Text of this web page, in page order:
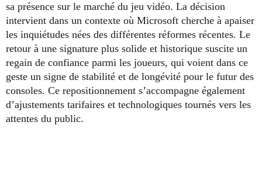
sa présence sur le marché du jeu vidéo. La décision
intervient dans un contexte où Microsoft cherche à apaiser
les inquiétudes nées des différentes réformes récentes. Le
retour à une signature plus solide et historique suscite un
regain de confiance parmi les joueurs, qui voient dans ce
geste un signe de stabilité et de longévité pour le futur des
consoles. Ce repositionnement s’accompagne également
d’ajustements tarifaires et technologiques tournés vers les
attentes du public.